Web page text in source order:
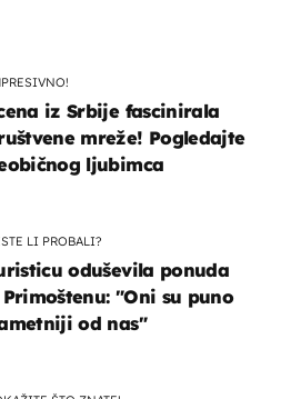
iz Srbije fascinirala
mreže! Pogledajte
ljubimca
LI PROBALI?
oduševila ponuda
"Oni su puno
od nas"